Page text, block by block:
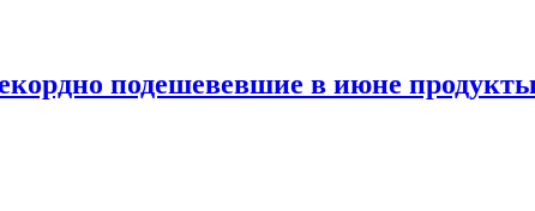
подешевевшие в июне продукты